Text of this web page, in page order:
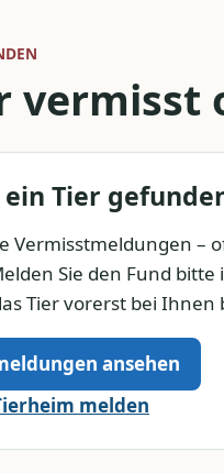
vermisst
Tier
Vermisstmeldungen –
Sie den Fund
Tier vorerst bei Ihnen
ansehen
melden